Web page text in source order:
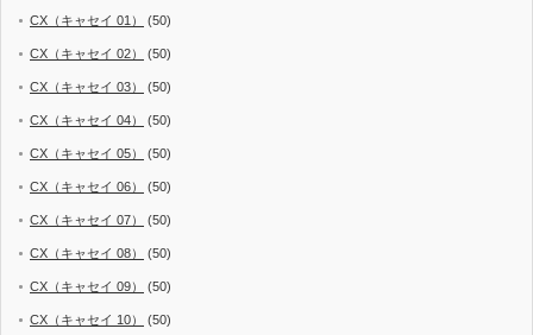
CX（キャセイ 01） (50)
CX（キャセイ 02） (50)
CX（キャセイ 03） (50)
CX（キャセイ 04） (50)
CX（キャセイ 05） (50)
CX（キャセイ 06） (50)
CX（キャセイ 07） (50)
CX（キャセイ 08） (50)
CX（キャセイ 09） (50)
CX（キャセイ 10） (50)